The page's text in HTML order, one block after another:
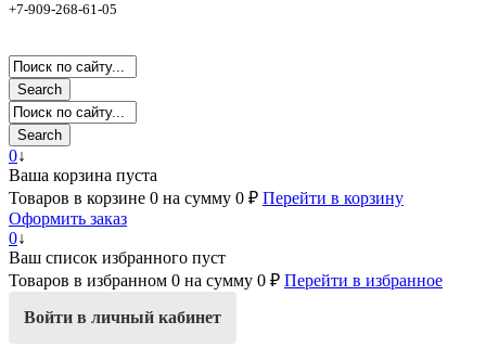
+7-909-268-61-05
Search
Search
0↓
Ваша корзина пуста
Товаров в корзине 0 на сумму 0 ₽ Перейти в корзину
Оформить заказ
0↓
Ваш список избранного пуст
Товаров в избранном 0 на сумму 0 ₽ Перейти в избранное
Войти в личный кабинет